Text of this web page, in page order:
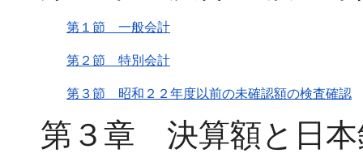
第１節 一般会計
第２節 特別会計
第３節 昭和２２年度以前の未確認額の検査確認
第３章 決算額と日本